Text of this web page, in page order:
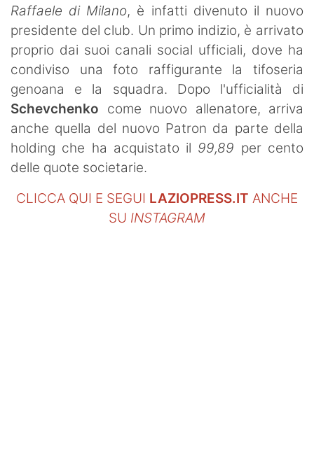
Raffaele di Milano, è infatti divenuto il nuovo
presidente del club. Un primo indizio, è arrivato
proprio dai suoi canali social ufficiali, dove ha
condiviso una foto raffigurante la tifoseria
genoana e la squadra. Dopo l'ufficialità di
Schevchenko come nuovo allenatore, arriva
anche quella del nuovo Patron da parte della
holding che ha acquistato il 99,89 per cento
delle quote societarie.
CLICCA QUI E SEGUI LAZIOPRESS.IT ANCHE
SU INSTAGRAM